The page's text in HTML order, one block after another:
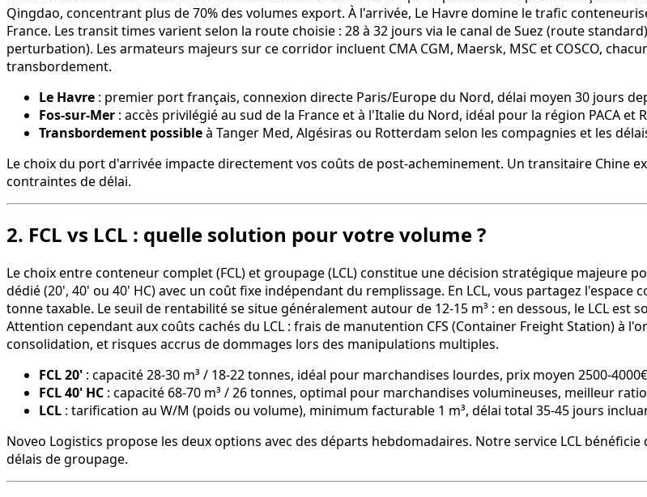
Qingdao, concentrant plus de 70% des volumes export. À l'arrivée, Le Havre domine le trafic
France. Les transit times varient selon la route choisie : 28 à 32 jours via le canal de Suez (route
perturbation). Les armateurs majeurs sur ce corridor incluent CMA CGM, Maersk, MSC et COSCO,
transbordement.
Le Havre : premier port français, connexion directe Paris/Europe du Nord, délai moyen 30 jours
Fos-sur-Mer : accès privilégié au sud de la France et à l'Italie du Nord, idéal pour la région PACA et
Transbordement possibleà Tanger Med, Algésiras ou Rotterdam selon les compagnies et les
Le choix du port d'arrivée impacte directement vos coûts de post-acheminement. Un transitaire Chine
contraintes de délai.
2. FCL vs LCL : quelle solution pour votre volume ?
Le choix entre conteneur complet (FCL) et groupage (LCL) constitue une décision stratégique majeure
dédié (20', 40' ou 40' HC) avec un coût fixe indépendant du remplissage. En LCL, vous partagez
tonne taxable. Le seuil de rentabilité se situe généralement autour de 12-15 m³ : en dessous, le LCL est
Attention cependant aux coûts cachés du LCL : frais de manutention CFS (Container Freight Station) à
consolidation, et risques accrus de dommages lors des manipulations multiples.
FCL 20' : capacité 28-30 m³ / 18-22 tonnes, idéal pour marchandises lourdes, prix moyen 2500-
FCL 40' HC : capacité 68-70 m³ / 26 tonnes, optimal pour marchandises volumineuses, meilleur
LCL : tarification au W/M (poids ou volume), minimum facturable 1 m³, délai total 35-45 jours
Noveo Logistics propose les deux options avec des départs hebdomadaires. Notre service LCL
délais de groupage.